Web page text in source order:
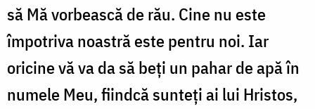
să Mă vorbească de rău. Cine nu este
împotriva noastră este pentru noi. Iar
oricine vă va da să beți un pahar de apă în
numele Meu, fiindcă sunteți ai lui Hristos,